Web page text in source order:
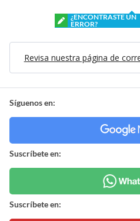
¿ENCONTRASTE UN
ERROR?
Revisa nuestra página de
Síguenos en:
Suscríbete en:
Suscríbete en: